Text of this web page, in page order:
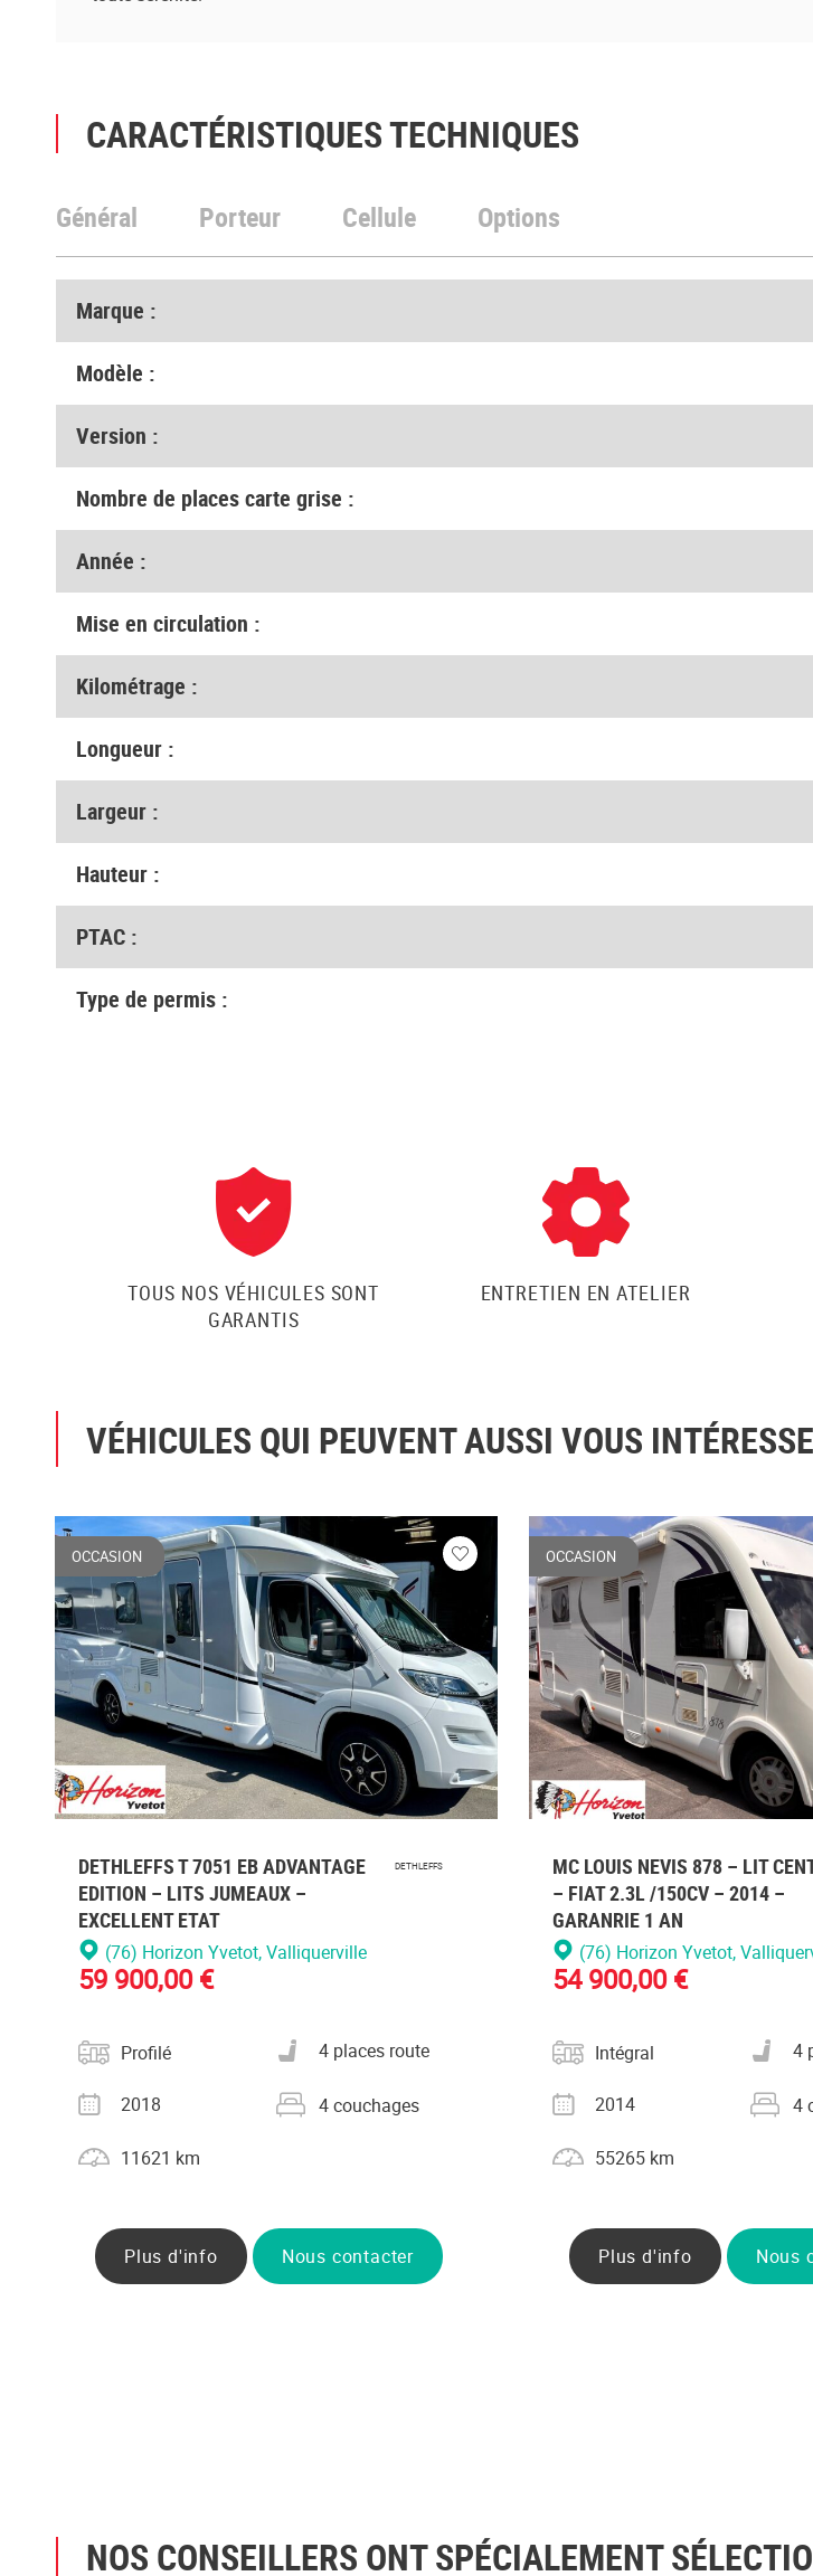
CARACTÉRISTIQUES TECHNIQUES
Général Porteur Cellule Options
Marque :
Modèle :
Version :
Nombre de places carte grise :
Année :
Mise en circulation :
Kilométrage :
Longueur :
Largeur :
Hauteur :
PTAC :
Type de permis :
TOUS NOS VÉHICULES SONT
GARANTIS
ENTRETIEN EN ATELIER
VÉHICULES QUI PEUVENT AUSSI VOUS
OCCASION
Veuillez
connecter
DETHLEFFS T 7051 EB ADVANTAGE
EDITION – LITS JUMEAUX –
EXCELLENT ETAT
DETHLEFFS
(76) Horizon Yvetot, Valliquerville
59 900,00 €
Catégorie
Profilé
Nombre de places carte
grise
4 places route
Année2018 Nombre de couchages
4 couchages
Kilométrage
11621 km
Plus d'info Nous contacter
OCCASION
MC LOUIS NEVIS 878 – LIT
– FIAT 2.3L /150CV – 2014 –
GARANRIE 1 AN
(76) Horizon Yvetot,
54 900,00 €
Catégorie
Intégral
grise
4
Année2014
4
Kilométrage
55265 km
Plus d'info Nous
NOS CONSEILLERS ONT SPÉCIALEMENT